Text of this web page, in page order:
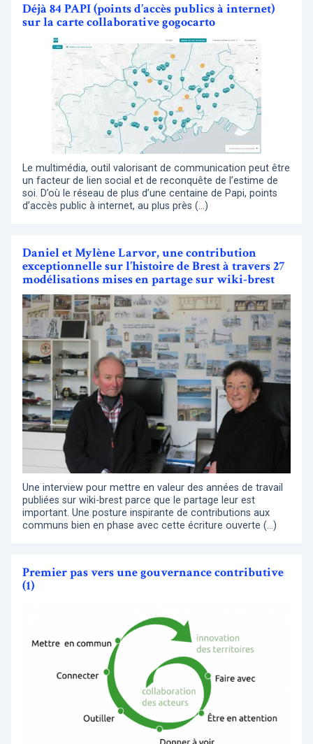
Déjà 84 PAPI (points d’accès publics à internet)
sur la carte collaborative gogocarto
Le multimédia, outil valorisant de communication peut être
un facteur de lien social et de reconquête de l’estime de
soi. D’où le réseau de plus d’une centaine de Papi, points
d’accès public à internet, au plus près (…)
Daniel et Mylène Larvor, une contribution
exceptionnelle sur l’histoire de Brest à travers 27
modélisations mises en partage sur wiki-brest
Une interview pour mettre en valeur des années de travail
publiées sur wiki-brest parce que le partage leur est
important. Une posture inspirante de contributions aux
communs bien en phase avec cette écriture ouverte (…)
Premier pas vers une gouvernance contributive
(1)